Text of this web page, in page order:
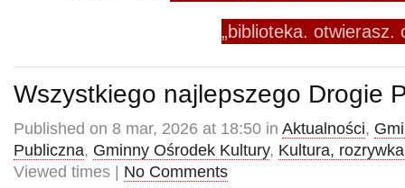
„biblioteka. otwierasz.
Wszystkiego najlepszego Drogie
Published on 8 mar, 2026 at 18:50 in Aktualności,
Publiczna, Gminny Ośrodek Kultury, Kultura,
Viewed times | No Comments